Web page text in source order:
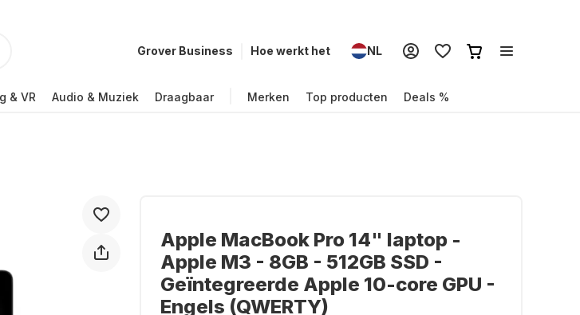
Grover Business Hoe werkt het NL
& VR Audio & Muziek Draagbaar Merken Top producten Deals %
Apple MacBook Pro 14" laptop -
Apple M3 - 8GB - 512GB SSD -
Geïntegreerde Apple 10-core GPU -
Engels (QWERTY)